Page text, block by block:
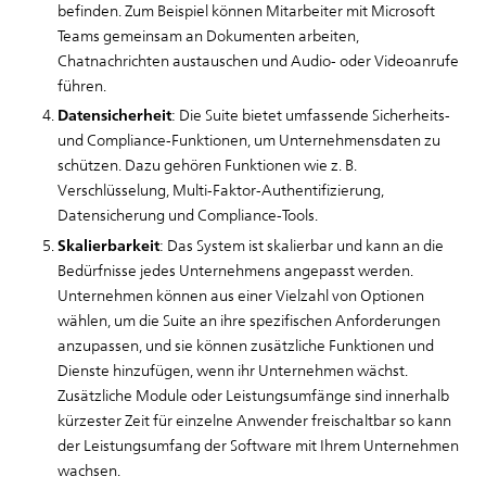
befinden. Zum Beispiel können Mitarbeiter mit Microsoft
Teams gemeinsam an Dokumenten arbeiten,
Chatnachrichten austauschen und Audio- oder Videoanrufe
führen.
Datensicherheit: Die Suite bietet umfassende Sicherheits-
und Compliance-Funktionen, um Unternehmensdaten zu
schützen. Dazu gehören Funktionen wie z. B.
Verschlüsselung, Multi-Faktor-Authentifizierung,
Datensicherung und Compliance-Tools.
Skalierbarkeit: Das System ist skalierbar und kann an die
Bedürfnisse jedes Unternehmens angepasst werden.
Unternehmen können aus einer Vielzahl von Optionen
wählen, um die Suite an ihre spezifischen Anforderungen
anzupassen, und sie können zusätzliche Funktionen und
Dienste hinzufügen, wenn ihr Unternehmen wächst.
Zusätzliche Module oder Leistungsumfänge sind innerhalb
kürzester Zeit für einzelne Anwender freischaltbar so kann
der Leistungsumfang der Software mit Ihrem Unternehmen
wachsen.